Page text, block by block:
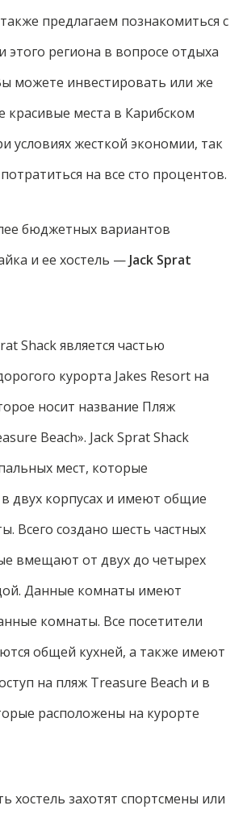
предлагаем познакомиться с
этого региона в вопросе отдыха
можете инвестировать или же
красивые места в Карибском
условиях жесткой экономии, так
на все сто процентов.
бюджетных вариантов
и ее хостель — Jack Sprat
Shack является частью
курорта Jakes Resort на
носит название Пляж
Beach». Jack Sprat Shack
мест, которые
в двух корпусах и имеют общие
Всего создано шесть частных
вмещают от двух до четырех
Данные комнаты имеют
комнаты. Все посетители
общей кухней, а также имеют
на пляж Treasure Beach и в
расположены на курорте
хостель захотят спортсмены или